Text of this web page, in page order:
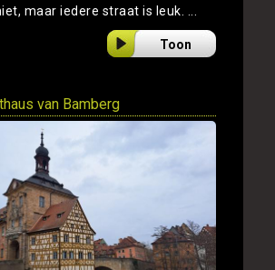
maar iedere straat is leuk. ...
Toon
van Bamberg